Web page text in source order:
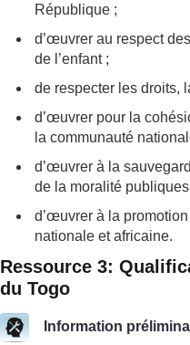
République ;
d’œuvrer au respect
de l’enfant ;
de respecter les droits,
d’œuvrer pour la
la communauté
d’œuvrer à la
de la moralité publiques
d’œuvrer à la
nationale et africaine.
Ressource 3:
du Togo
Information